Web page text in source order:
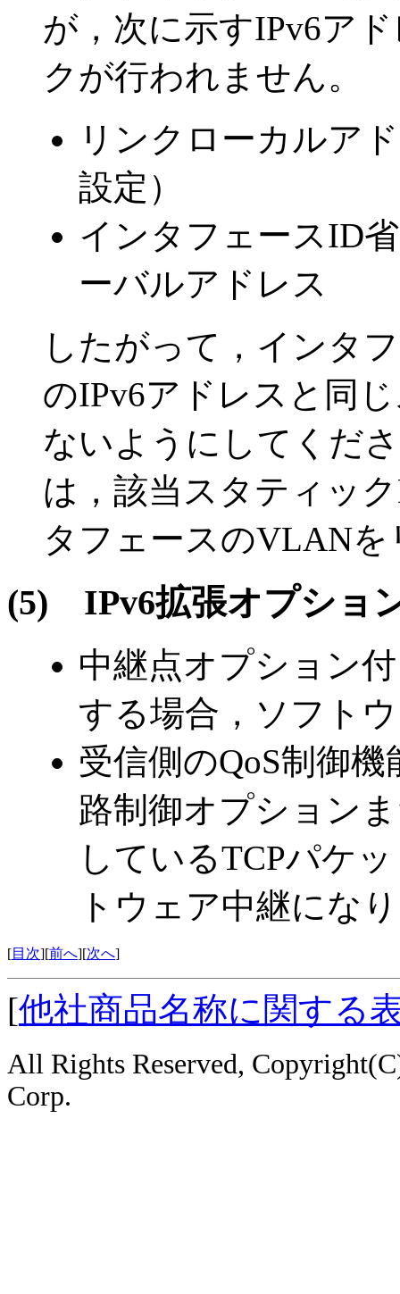
が，次に示すIPv6ア
クが行われません。
リンクローカルア
設定）
インタフェースID
ーバルアドレス
したがって，インタ
のIPv6アドレスと同
ないようにしてくだ
は，該当スタティッ
タフェースのVLAN
(5) IPv6拡張オプショ
中継点オプション
する場合，ソフト
受信側のQoS制御
路制御オプション
しているTCPパケ
トウェア中継にな
[目次][前へ][次へ]
[他社商品名称に関する
All Rights Reserved,
Corp.